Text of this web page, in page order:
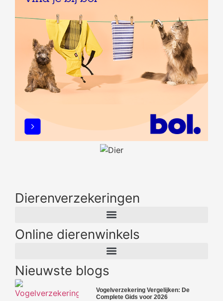
Dierenverzekeringen
Online dierenwinkels
Nieuwste blogs
Vogelverzekering Vergelijken: De
Complete Gids voor 2026